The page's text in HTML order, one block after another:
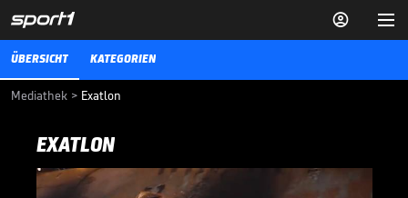


ÜBERSICHT KATEGORIEN
Mediathek > Exatlon
EXATLON